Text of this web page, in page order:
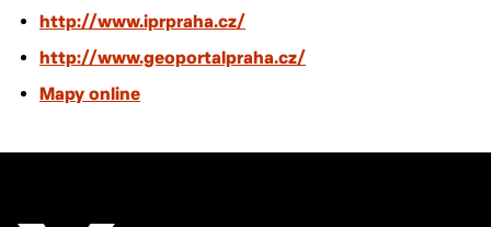
http://www.iprpraha.cz/
http://www.geoportalpraha.cz/
Mapy online